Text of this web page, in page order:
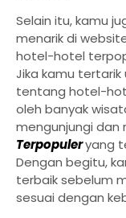
Selain itu, kamu
menarik di
hotel-hotel
Jika kamu
tentang hotel-
oleh banyak
mengunjungi
Terpopuleryang
Dengan begitu,
terbaik sebelum
sesuai dengan